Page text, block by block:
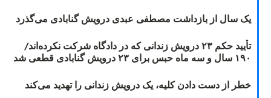
یک سال از بازداشت مصطفی عبدی درویش گنابادی می‌گذرد
تأیید حکم ۲۳ درویش زندانی که در دادگاه شرکت نکرده‌اند/
۱۹۰ سال و سه ماه حبس برای ۲۳ درویش گنابادی قطعی شد
خطر از دست دادن کلیه، یک درویش زندانی را تهدید می‌کند